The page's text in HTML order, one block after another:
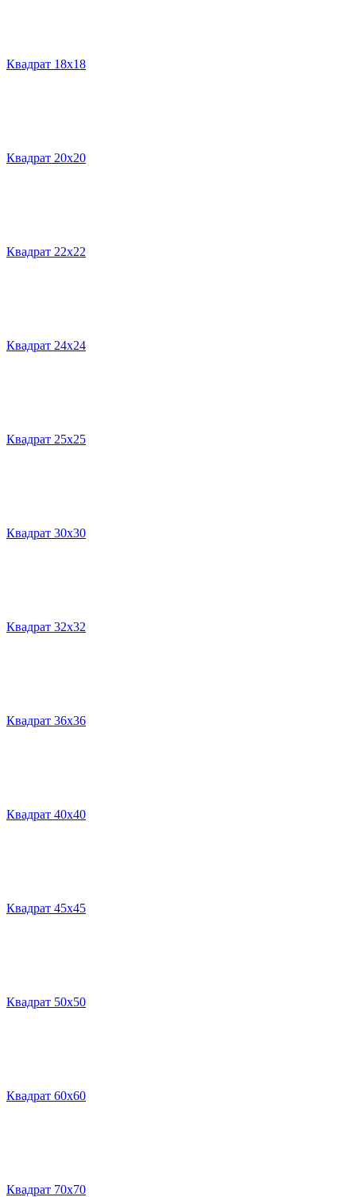
Квадрат 18х18
Квадрат 20х20
Квадрат 22х22
Квадрат 24х24
Квадрат 25х25
Квадрат 30х30
Квадрат 32х32
Квадрат 36х36
Квадрат 40х40
Квадрат 45х45
Квадрат 50х50
Квадрат 60х60
Квадрат 70х70